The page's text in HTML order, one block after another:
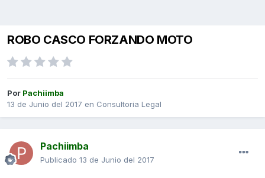
ROBO CASCO FORZANDO MOTO
Por Pachiimba
13 de Junio del 2017 en Consultoria Legal
Pachiimba
Publicado 13 de Junio del 2017